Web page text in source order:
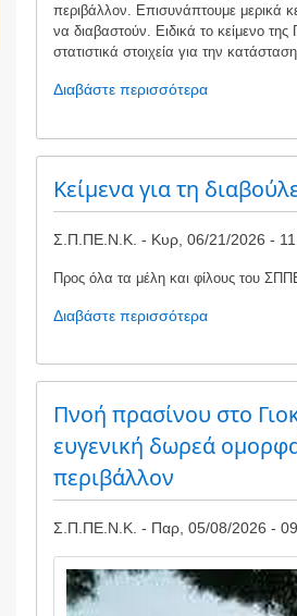
περιβάλλον. Επισυνάπτουμε μερικά
να διαβαστούν. Ειδικά το κείμενο της
στατιστικά στοιχεία για την
Διαβάστε περισσότεραγια
Σχόλια
από
τη
διαβούλευση
Χωροταξικού
ΑΠΕ
Kείμενα για τη
Σ.Π.ΠΕ.Ν.Κ. Κυρ, 06/21/2026 -
Προς όλα τα μέλη και φίλους του
Διαβάστε περισσότεραγια
Kείμενα
για
τη
Χωροταξικού
Πνοή πρασίνου στο
ευγενική δωρεά
περιβάλλον
Σ.Π.ΠΕ.Ν.Κ. Παρ, 05/08/2026 -
Image